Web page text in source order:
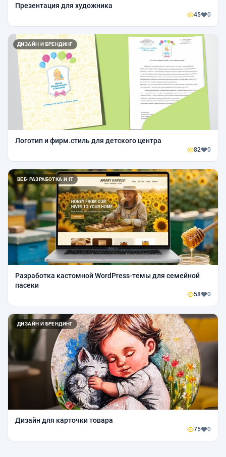
Презентация для художника
45 0
ДИЗАЙН И БРЕНДИНГ
Логотип и фирм.стиль для детского центра
82 0
ВЕБ-РАЗРАБОТКА И IT
Разработка кастомной WordPress-темы для семейной
пасеки
58 0
ДИЗАЙН И БРЕНДИНГ
Дизайн для карточки товара
75 0